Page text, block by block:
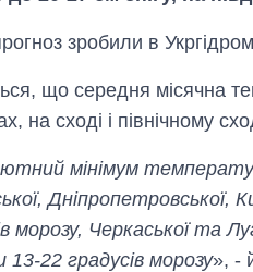
зробили в
що середня місячна
на сході і північному
мінімум
морозу, Черкаської та
13-22 градусів морозу», -